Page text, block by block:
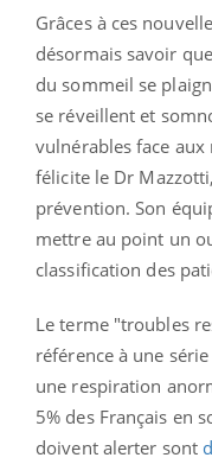
Grâces à ces
désormais savoir
du sommeil se
se réveillent et
vulnérables face
félicite le Dr
prévention. Son
mettre au point un
classification des
Le terme "troubles
référence à une
une respiration
5% des Français en
doivent alerter sont